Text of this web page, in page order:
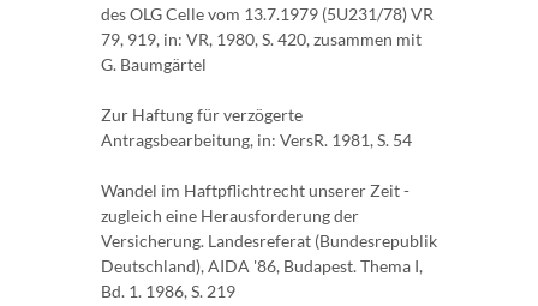
des OLG Celle vom 13.7.1979 (5U231/78) VR
79, 919, in: VR, 1980, S. 420, zusammen mit
G. Baumgärtel
Zur Haftung für verzögerte
Antragsbearbeitung, in: VersR. 1981, S. 54
Wandel im Haftpflichtrecht unserer Zeit -
zugleich eine Herausforderung der
Versicherung. Landesreferat (Bundesrepublik
Deutschland), AIDA '86, Budapest. Thema I,
Bd. 1. 1986, S. 219